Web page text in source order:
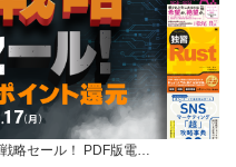
略セール！ PDF版電…